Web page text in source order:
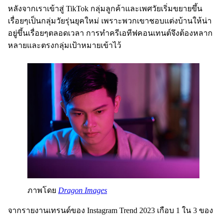
หลังจากเราเข้าสู่ TikTok กลุ่มลูกค้าและเพศวัยเริ่มขยายขึ้น
เรื่อยๆเป็นกลุ่มวัยรุ่นยุคใหม่ เพราะพวกเขาชอบแต่งบ้านให้น่า
อยู่ขึ้นเรื่อยๆตลอดเวลา การทำครีเอทีฟคอนเทนต์จึงต้องหลาก
หลายและตรงกลุ่มเป้าหมายเข้าไว้
ภาพโดย Dragon Images
จากรายงานเทรนด์ของ Instagram Trend 2023 เกือบ 1 ใน 3 ของ